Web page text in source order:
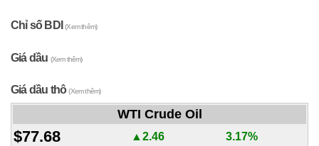
Chỉ số BDI(Xem thêm)
Giá dầu (Xem thêm)
Giá dầu thô(Xem thêm)
WTI Crude Oil
$77.68 ▲2.46 3.17%